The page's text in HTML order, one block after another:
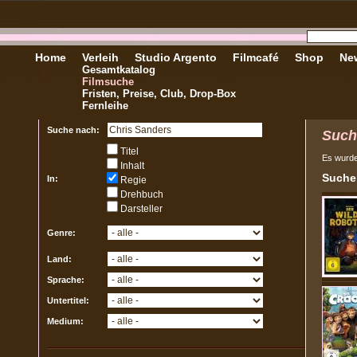
Home Verleih
Gesamtkatalog
Filmsuche
Fristen, Preise, Club, Drop-Box
Fernleihe
Studio Argento Filmcafé Shop
Suche nach:
In:
Titel
Inhalt
Regie
Drehbuch
Darsteller
Genre:
Land:
Sprache:
Untertitel:
Medium:
Es